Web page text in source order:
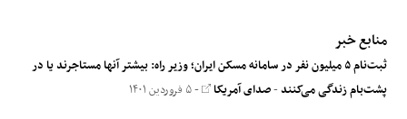
منابع خبر
ثبت‌نام ۵ میلیون نفر در سامانه مسکن ایران؛ وزیر راه: بیشتر آنها مستاجرند یا در
پشت‌بام‌ زندگی می‌کنند-صدای آمریکا - ۵ فروردین ۱۴۰۱